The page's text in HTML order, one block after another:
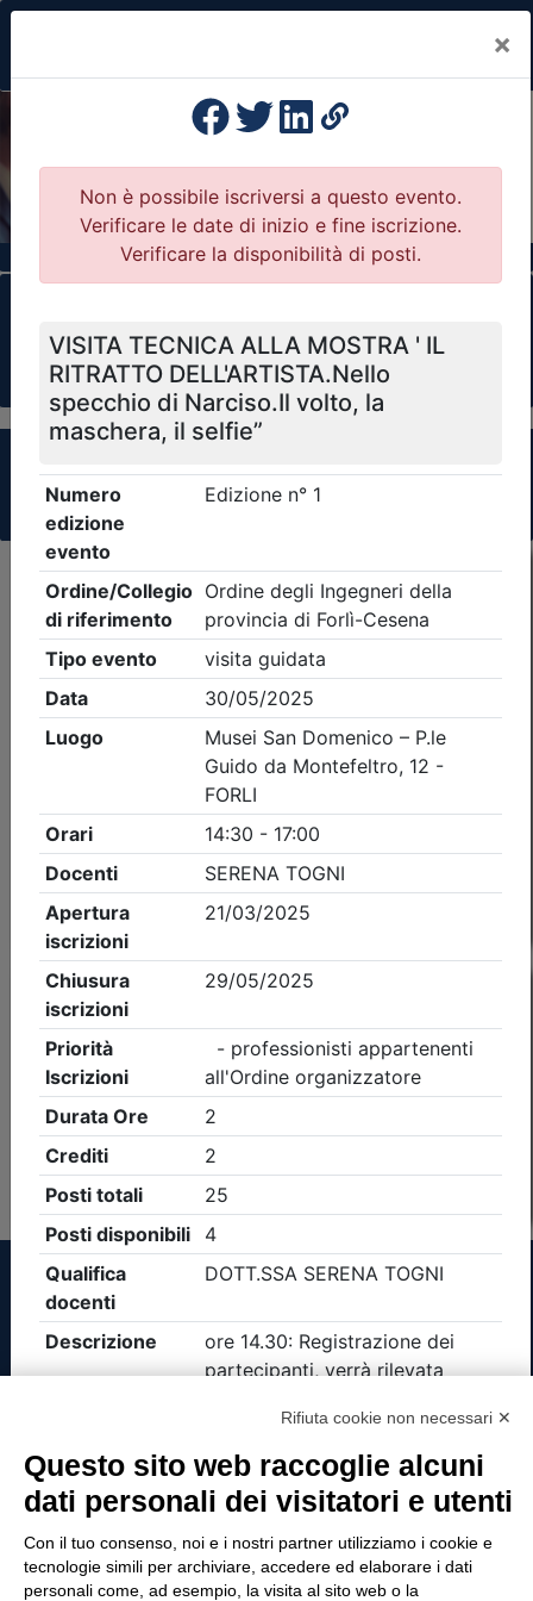
×
Previous
Il portale della formazione per Ordini e
Collegi Professionali
Clicca qui - espandi la sezione dei filtri ricerca
eventi
Criteri di ricerca applicati:
- Tipo Ordine/collegio: Ingegneri
Cesena
- Eventi in programma dal
Precedente
Nessun risultato per i parametri inseriti
Esito della ricerca eventi formativi
Non è stato trovato nessun evento formativo con i
parametri di ricerca utilizzati
Tinexta Visura SpA
Società con Socio Unico
Società soggetta alla direzione e coordinamento
P.IVA 05338771008 REA n. 877679
Rifiuta cookie non necessari ✕
Questo sito web raccoglie alcuni
dati personali dei visitatori e utenti
Con il tuo consenso, noi e i nostri partner utilizziamo i cookie e
tecnologie simili per archiviare, accedere ed elaborare i dati
personali come, ad esempio, la visita al sito web o la